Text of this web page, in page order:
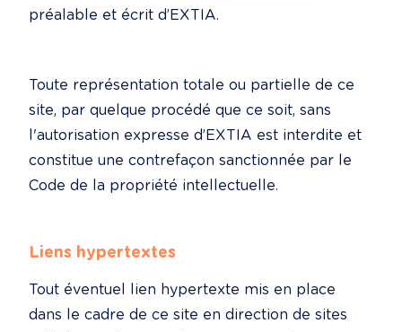
préalable et écrit d’EXTIA.
Toute représentation totale ou partielle de ce
site, par quelque procédé que ce soit, sans
l'autorisation expresse d’EXTIA est interdite et
constitue une contrefaçon sanctionnée par le
Code de la propriété intellectuelle.
Liens hypertextes
Tout éventuel lien hypertexte mis en place
dans le cadre de ce site en direction de sites